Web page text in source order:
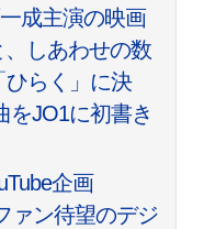
成主演の映画
、しあわせの数
らく」に決
をJO1に初書き
企画
ァン待望のデジ